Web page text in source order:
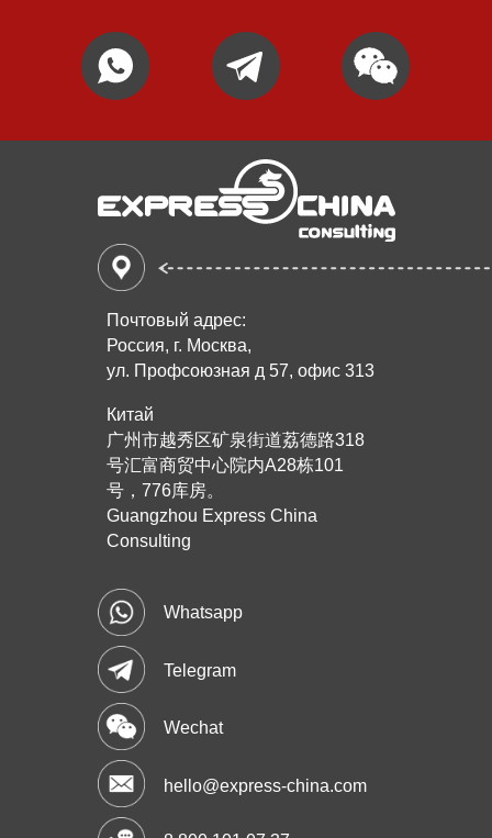
Почтовый адрес:
Россия, г. Москва,
ул. Профсоюзная д 57, офис 313
Whatsapp
Telegram
Wechat
hello@express-china.com
Китай
广州市越秀区矿泉街道荔德路318
号汇富商贸中心院内A28栋101
号，776库房。
Guangzhou Express China
Consulting